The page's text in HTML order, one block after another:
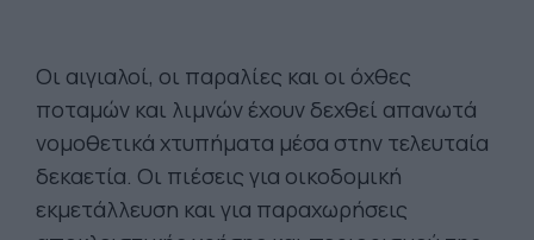
Οι αιγιαλοί, οι παραλίες και οι όχθες
ποταμών και λιμνών έχουν δεχθεί απανωτά
νομοθετικά χτυπήματα μέσα στην τελευταία
δεκαετία. Οι πιέσεις για οικοδομική
εκμετάλλευση και για παραχωρήσεις